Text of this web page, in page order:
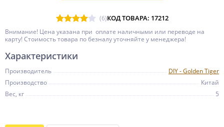
(6)КОД ТОВАРА: 17212
Внимание! Цена указана при оплате наличными или переводе на
карту! Стоимость товара по безналу уточняйте у менеджера!
Характеристики
Производитель
DIY - Golden Tiger
Производство
Китай
Вес, кг
5